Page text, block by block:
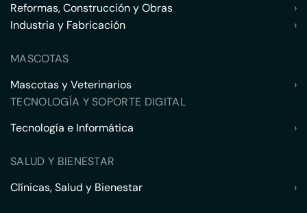
Reformas, Construcción y Obras
›
Industria y Fabricación
›
MASCOTAS
Mascotas y Veterinarios
›
TECNOLOGÍA Y SOPORTE DIGITAL
Tecnología e Informática
›
SALUD Y BIENESTAR
Clínicas, Salud y Bienestar
›